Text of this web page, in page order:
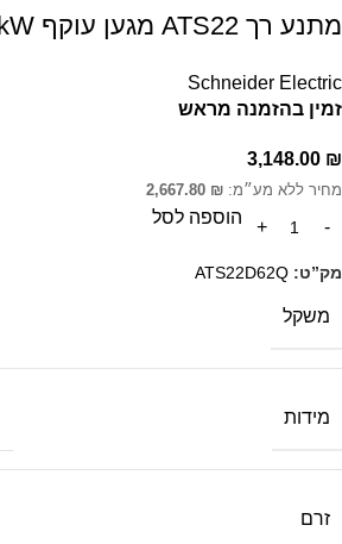
מתנע רך ATS22 מגען עוקף 30kW
Schneider Electric
זמין בהזמנה מראש
3,148.00 ₪
מחיר ללא מע״מ: 2,667.80 ₪
הוספה לסל
מק”ט: ATS22D62Q
משקל
מידות
זרם